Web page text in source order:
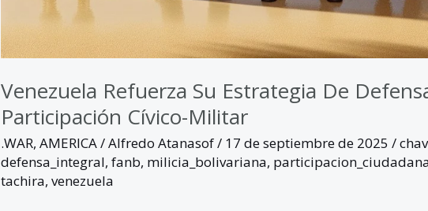
Venezuela Refuerza Su Estrategia De
Participación Cívico-Militar
.WAR, AMERICA/Alfredo Atanasof/ 17 de septiembre de 2025 /
defensa_integral, fanb, milicia_bolivariana,
tachira, venezuela